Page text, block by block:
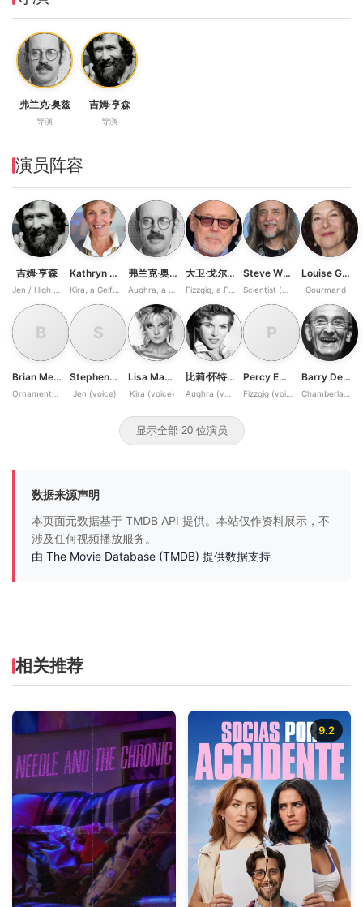
弗兰克·奥兹
导演
吉姆·亨森
导演
演员阵容
吉姆·亨森 Kathryn Mullen 弗兰克·奥兹 大卫·戈尔兹 Steve Whitmire Louise Gold
Gourmand
B
Brian Meehl
S
Stephen Garlick
Jen (voice)
Lisa Maxwell
Kira (voice)
比莉·怀特劳
P
Percy Edwards Barry Dennen
显示全部 20 位演员
数据来源声明
本页面元数据基于 TMDB API 提供。本站仅作资料展示，不
涉及任何视频播放服务。
由 The Movie Database (TMDB) 提供数据支持
相关推荐
9.2